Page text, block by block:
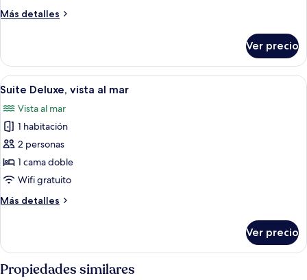
al
Más detalles
Más
estándar,
vista
al
Ver precio
Abrir
todas
las
fotos
de
Suite
Deluxe,
al
Habitación de hotel con una cama
6
Suite Deluxe, vista al mar
Vista al mar
1 habitación
2 personas
1 cama doble
Wifi gratuito
Más detalles
Más
Deluxe,
vista
al
Ver precio
Propiedades similares